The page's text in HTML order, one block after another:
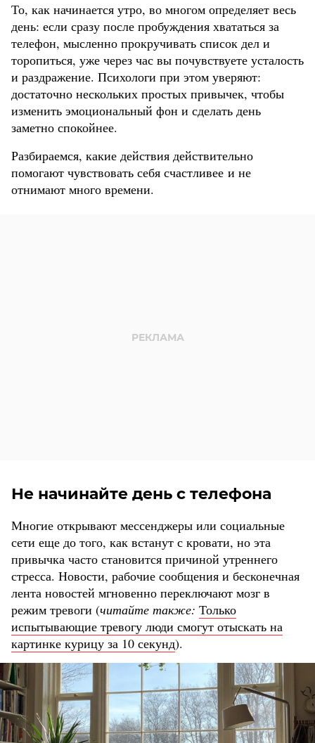
То, как начинается утро, во многом определяет весь
день: если сразу после пробуждения хвататься за
телефон, мысленно прокручивать список дел и
торопиться, уже через час вы почувствуете усталость
и раздражение. Психологи при этом уверяют:
достаточно нескольких простых привычек, чтобы
изменить эмоциональный фон и сделать день
заметно спокойнее.
Разбираемся, какие действия действительно
помогают чувствовать себя счастливее и не
отнимают много времени.
Не начинайте день с телефона
Многие открывают мессенджеры или социальные
сети еще до того, как встанут с кровати, но эта
привычка часто становится причиной утреннего
стресса. Новости, рабочие сообщения и бесконечная
лента новостей мгновенно переключают мозг в
режим тревоги (читайте также: Только
испытывающие тревогу люди смогут отыскать на
картинке курицу за 10 секунд).